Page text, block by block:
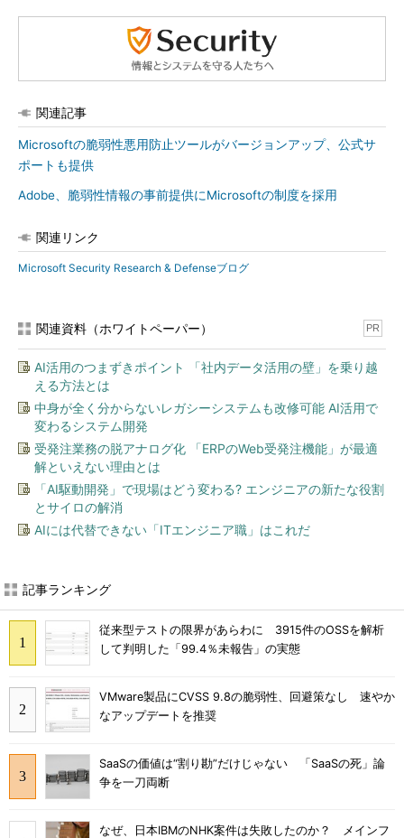
関連記事
Microsoftの脆弱性悪用防止ツールがバージョンアップ、公式サ
ポートも提供
Adobe、脆弱性情報の事前提供にMicrosoftの制度を採用
関連リンク
Microsoft Security Research & Defenseブログ
関連資料（ホワイトペーパー） PR
AI活用のつまずきポイント 「社内データ活用の壁」を乗り越
える方法とは
中身が全く分からないレガシーシステムも改修可能 AI活用で
変わるシステム開発
受発注業務の脱アナログ化 「ERPのWeb受発注機能」が最適
解といえない理由とは
「AI駆動開発」で現場はどう変わる? エンジニアの新たな役割
とサイロの解消
AIには代替できない「ITエンジニア職」はこれだ
記事ランキング
従来型テストの限界があらわに 3915件のOSSを解析
して判明した「99.4％未報告」の実態
VMware製品にCVSS 9.8の脆弱性、回避策なし 速やか
なアップデートを推奨
SaaSの価値は“割り勘”だけじゃない 「SaaSの死」論
争を一刀両断
なぜ、日本IBMのNHK案件は失敗したのか？ メインフ